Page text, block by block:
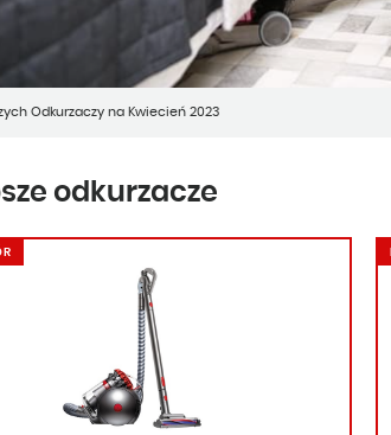
Odkurzaczy na Kwiecień 2023
odkurzacze